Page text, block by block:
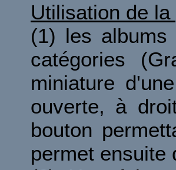
Utilisation de la
(1) les
catégories
miniature
ouverte, à
bouton
permet ensuite